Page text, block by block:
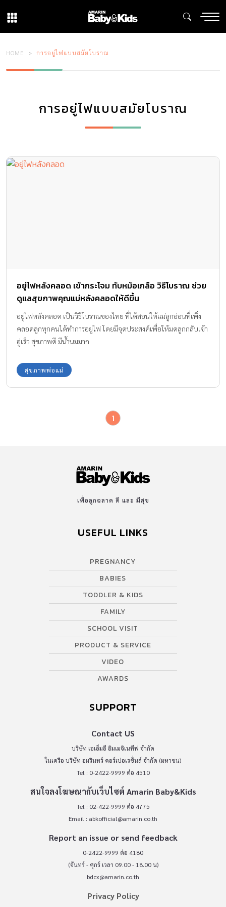
HOME การอยู่ไฟแบบสมัยโบราณ
การอยู่ไฟแบบสมัยโบราณ
อยู่ไฟหลังคลอด เข้ากระโจม ทับหม้อเกลือ วิธีโบราณ ช่วย
ดูแลสุขภาพคุณแม่หลังคลอดให้ดีขึ้น
อยู่ไฟหลังคลอด เป็นวิธีโบราณของไทย ที่ได้สอนให้แม่ลูกอ่อนที่เพิ่ง
คลอดลูกทุกคนได้ทำการอยู่ไฟ โดยมีจุดประสงค์เพื่อให้มดลูกกลับเข้า
อู่เร็ว สุขภาพดี มีน้ำนมมาก
สุขภาพพ่อแม่
1
เพื่อลูกฉลาด ดี และ มีสุข
USEFUL LINKS
PREGNANCY
BABIES
TODDLER & KIDS
FAMILY
SCHOOL VISIT
PRODUCT & SERVICE
VIDEO
AWARDS
SUPPORT
Contact US
บริษัท เอเอ็มอี อิมเมจิเนทีฟ จำกัด
ในเครือ บริษัท อมรินทร์ คอร์เปอเรชั่นส์ จำกัด (มหาชน)
Tel : 0-2422-9999 ต่อ 4510
สนใจลงโฆษณากับเว็บไซต์ Amarin Baby&Kids
Tel : 02-422-9999 ต่อ 4775
Email : abkofficial@amarin.co.th
Report an issue or send feedback
0-2422-9999 ต่อ 4180
(จันทร์ - ศุกร์ เวลา 09.00 - 18.00 น)
bdcx@amarin.co.th
Privacy Policy